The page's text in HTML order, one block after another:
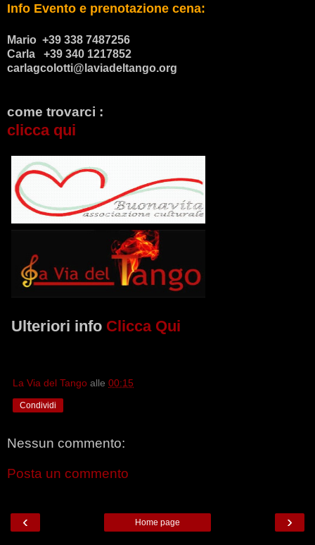
Info Evento e prenotazione cena:
Mario +39 338 7487256
Carla +39 340 1217852
carlagcolotti@laviadeltango.org
come trovarci :
clicca qui
Ulteriori info Clicca Qui
La Via del Tango alle 00:15
Condividi
Nessun commento:
Posta un commento
‹ ›
Home page